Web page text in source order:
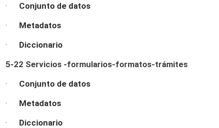
· Conjunto de datos
· Metadatos
· Diccionario
5-22 Servicios -formularios-formatos-trámites
· Conjunto de datos
· Metadatos
· Diccionario